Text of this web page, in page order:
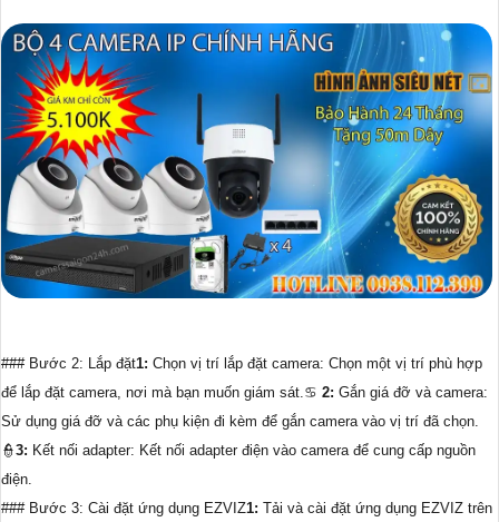
### Bước 2: Lắp đặt1: Chọn vị trí lắp đặt camera: Chọn một vị trí phù hợp
để lắp đặt camera, nơi mà bạn muốn giám sát.♋ 2: Gắn giá đỡ và camera:
Sử dụng giá đỡ và các phụ kiện đi kèm để gắn camera vào vị trí đã chọn.
👮3: Kết nối adapter: Kết nối adapter điện vào camera để cung cấp nguồn
điện.
### Bước 3: Cài đặt ứng dụng EZVIZ1: Tải và cài đặt ứng dụng EZVIZ trên